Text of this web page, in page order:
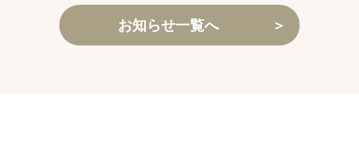
お知らせ一覧へ ＞